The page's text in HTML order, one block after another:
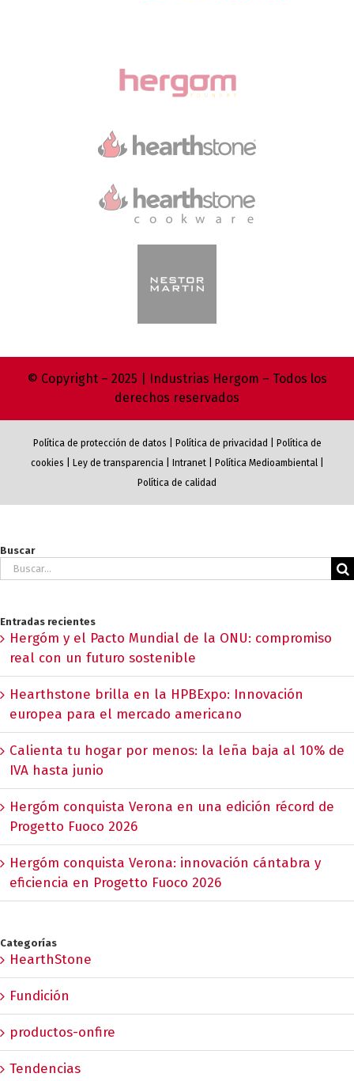
© Copyright – 2025 | Industrias Hergom – Todos los
derechos reservados
Política de protección de datos Política de privacidad
Política de
cookies
Ley de transparencia| Intranet| Política Medioambiental|
Política de calidad
Buscar
Buscar:
Entradas recientes
Hergóm y el Pacto Mundial de la ONU: compromiso
real con un futuro sostenible
Hearthstone brilla en la HPBExpo: Innovación
europea para el mercado americano
Calienta tu hogar por menos: la leña baja al 10% de
IVA hasta junio
Hergóm conquista Verona en una edición récord de
Progetto Fuoco 2026
Hergóm conquista Verona: innovación cántabra y
eficiencia en Progetto Fuoco 2026
Categorías
HearthStone
Fundición
productos-onfire
Tendencias